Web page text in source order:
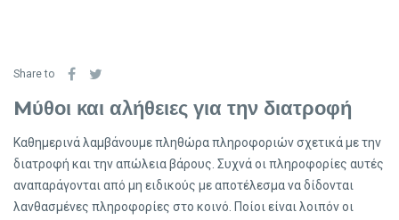
Share to
Mύθοι και αλήθειες για την διατροφή
Καθημερινά λαμβάνουμε πληθώρα πληροφοριών σχετικά με την
διατροφή και την απώλεια βάρους. Συχνά οι πληροφορίες αυτές
αναπαράγονται από μη ειδικούς με αποτέλεσμα να δίδονται
λανθασμένες πληροφορίες στο κοινό. Ποίοι είναι λοιπόν οι